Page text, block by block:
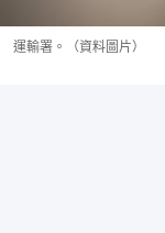
運輸署。（資料圖片）